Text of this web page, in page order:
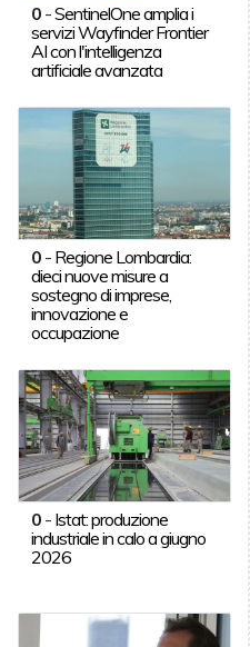
0 -SentinelOne amplia i
servizi Wayfinder Frontier
AI con l'intelligenza
artificiale avanzata
0 - Regione Lombardia:
dieci nuove misure a
sostegno di imprese,
innovazione e
occupazione
0 - Istat: produzione
industriale in calo a giugno
2026